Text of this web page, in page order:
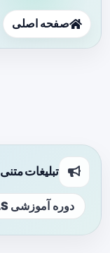
صفحه اصلی
تبلیغات متنی
دوره آموزشی ATLS